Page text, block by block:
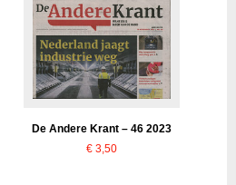
De Andere Krant – 46 2023
€ 3,50